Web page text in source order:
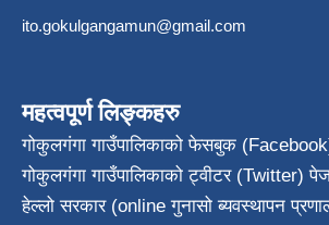
ito.gokulgangamun@gmail.com
महत्वपूर्ण लिङ्कहरु
गोकुलगंगा गाउँपालिकाको फेसबुक
गोकुलगंगा गाउँपालिकाको ट्वीटर (Twitter)
हेल्लो सरकार (online गुनासो ब्यवस्थापन